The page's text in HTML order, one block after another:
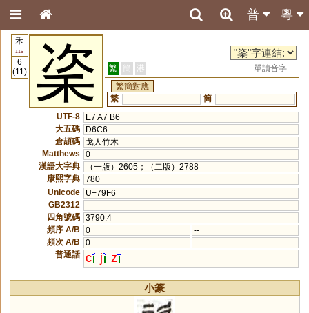
粵
普
禾
115
6
(11)
秶 繁 簡 港
單讀音字
繁簡對應
繁
簡
UTF-8
E7 A7 B6
大五碼
D6C6
倉頡碼 戈人竹木
Matthews
0
漢語大字典
（一版）2605；（二版）2788
康熙字典 780
Unicode
U+79F6
GB2312
四角號碼 3790.4
頻序 A/B
0
--
頻次 A/B
0
--
普通話 c j z
小篆